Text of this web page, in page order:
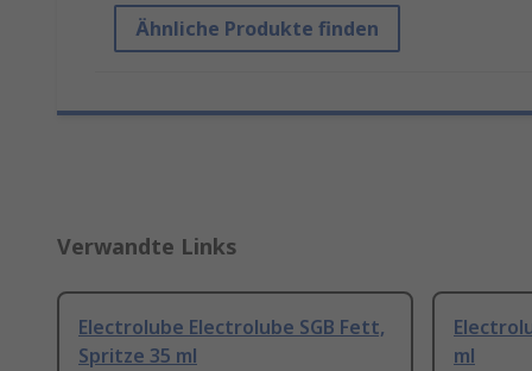
Ähnliche Produkte finden
Verwandte Links
Electrolube Electrolube SGB Fett,
Spritze 35 ml
ml